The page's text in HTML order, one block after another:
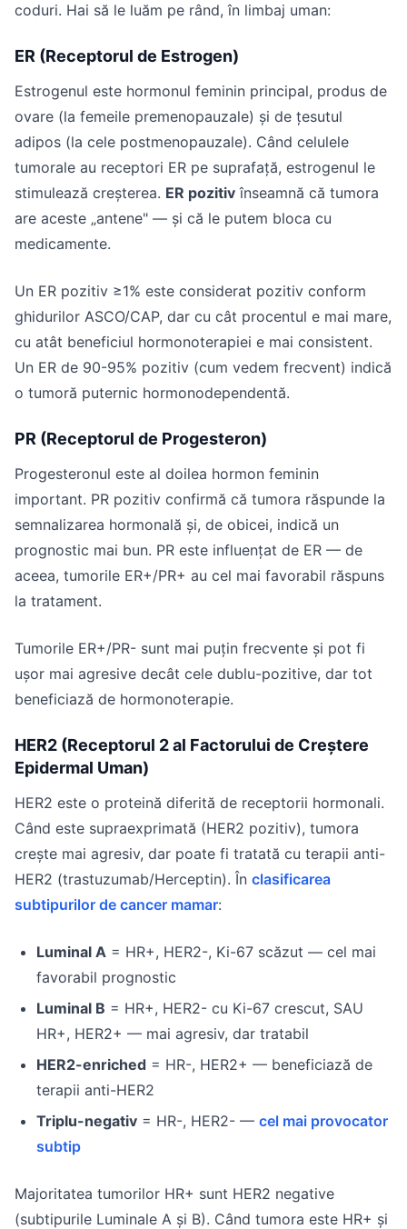
coduri. Hai să le luăm pe rând, în limbaj uman:
ER (Receptorul de Estrogen)
Estrogenul este hormonul feminin principal, produs de
ovare (la femeile premenopauzale) și de țesutul
adipos (la cele postmenopauzale). Când celulele
tumorale au receptori ER pe suprafață, estrogenul le
stimulează creșterea. ER pozitiv înseamnă că tumora
are aceste „antene" — și că le putem bloca cu
medicamente.
Un ER pozitiv ≥1% este considerat pozitiv conform
ghidurilor ASCO/CAP, dar cu cât procentul e mai mare,
cu atât beneficiul hormonoterapiei e mai consistent.
Un ER de 90-95% pozitiv (cum vedem frecvent) indică
o tumoră puternic hormonodependentă.
PR (Receptorul de Progesteron)
Progesteronul este al doilea hormon feminin
important. PR pozitiv confirmă că tumora răspunde la
semnalizarea hormonală și, de obicei, indică un
prognostic mai bun. PR este influențat de ER — de
aceea, tumorile ER+/PR+ au cel mai favorabil răspuns
la tratament.
Tumorile ER+/PR- sunt mai puțin frecvente și pot fi
ușor mai agresive decât cele dublu-pozitive, dar tot
beneficiază de hormonoterapie.
HER2 (Receptorul 2 al Factorului de Creștere
Epidermal Uman)
HER2 este o proteină diferită de receptorii hormonali.
Când este supraexprimată (HER2 pozitiv), tumora
crește mai agresiv, dar poate fi tratată cu terapii anti-
HER2 (trastuzumab/Herceptin). În clasificarea
subtipurilor de cancer mamar:
Luminal A = HR+, HER2-, Ki-67 scăzut — cel mai
favorabil prognostic
Luminal B = HR+, HER2- cu Ki-67 crescut, SAU
HR+, HER2+ — mai agresiv, dar tratabil
HER2-enriched = HR-, HER2+ — beneficiază de
terapii anti-HER2
Triplu-negativ = HR-, HER2- — cel mai provocator
subtip
Majoritatea tumorilor HR+ sunt HER2 negative
(subtipurile Luminale A și B). Când tumora este HR+ și